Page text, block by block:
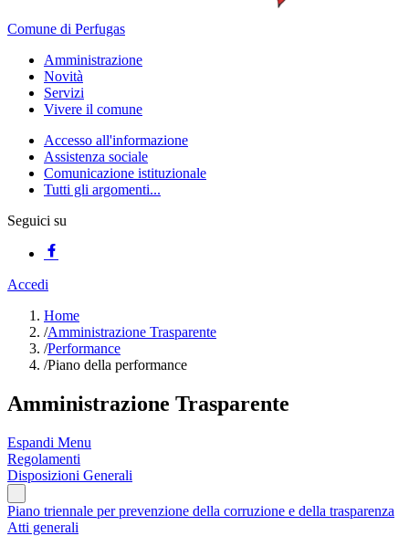
Comune di Perfugas
Amministrazione
Novità
Servizi
Vivere il comune
Accesso all'informazione
Assistenza sociale
Comunicazione istituzionale
Tutti gli argomenti...
Seguici su
Accedi
Home
/Amministrazione Trasparente
/Performance
/Piano della performance
Amministrazione Trasparente
Espandi Menu
Regolamenti
Disposizioni Generali
Piano triennale per prevenzione della corruzione e della trasparenza
Atti generali